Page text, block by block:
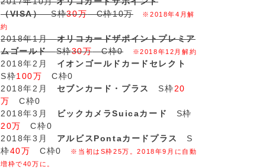
（VISA）S枠30万C枠10万
※2018年4月解
約
2018年1月オリコカードザポイントプレミア
ムゴールドS枠30万C枠0 ※2018年12月解約
2018年2月 イオンゴールドカードセレクト
S枠100万
C枠0
2018年2月 セブンカード・プラス S枠20
万
C枠0
2018年3月
ビックカメラSuicaカード
S枠
20万
C枠0
2018年3月 アルビスPontaカードプラス
S
枠40万 C枠0
※当初はS枠25万。2018年9月に自動
増枠で40万に。